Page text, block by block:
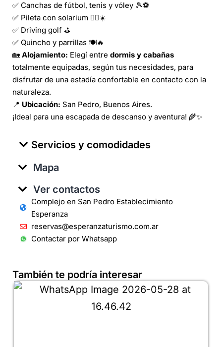
✅ Canchas de fútbol, tenis y vóley 🎾⚽
✅ Pileta con solarium 🏊‍♂️☀️
✅ Driving golf ⛳
✅ Quincho y parrillas 🍽️🔥
🏡 Alojamiento: Elegí entre dormis y cabañas
totalmente equipadas, según tus necesidades, para
disfrutar de una estadía confortable en contacto con la
naturaleza.
📍 Ubicación: San Pedro, Buenos Aires.
¡Ideal para una escapada de descanso y aventura! 🌾✨
Servicios y comodidades
Mapa
Ver contactos
Complejo en San Pedro Establecimiento
Esperanza
reservas@esperanzaturismo.com.ar
Contactar por Whatsapp
También te podría interesar